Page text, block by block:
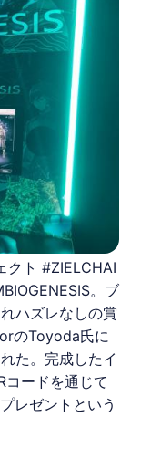
クト #ZIELCHAI
。ブ
ハズレなしの賞
のToyoda氏に
た。完成したイ
コードを通じて
レゼントという